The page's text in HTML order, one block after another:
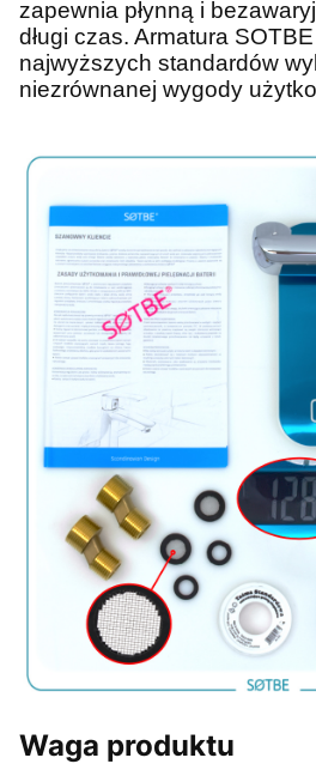
zapewnia płynną i
długi czas. Armatura
najwyższych standardów
niezrównanej wygody
Waga produktu